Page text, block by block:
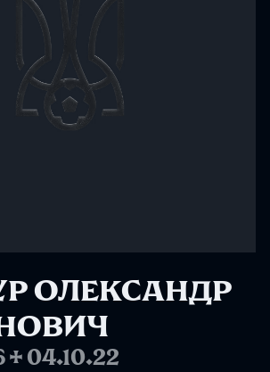
ОЛЕКСАНДР
✢ 04.10.22